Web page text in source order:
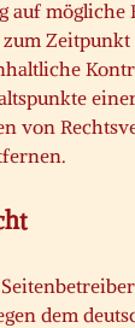
auf mögliche
von
dem